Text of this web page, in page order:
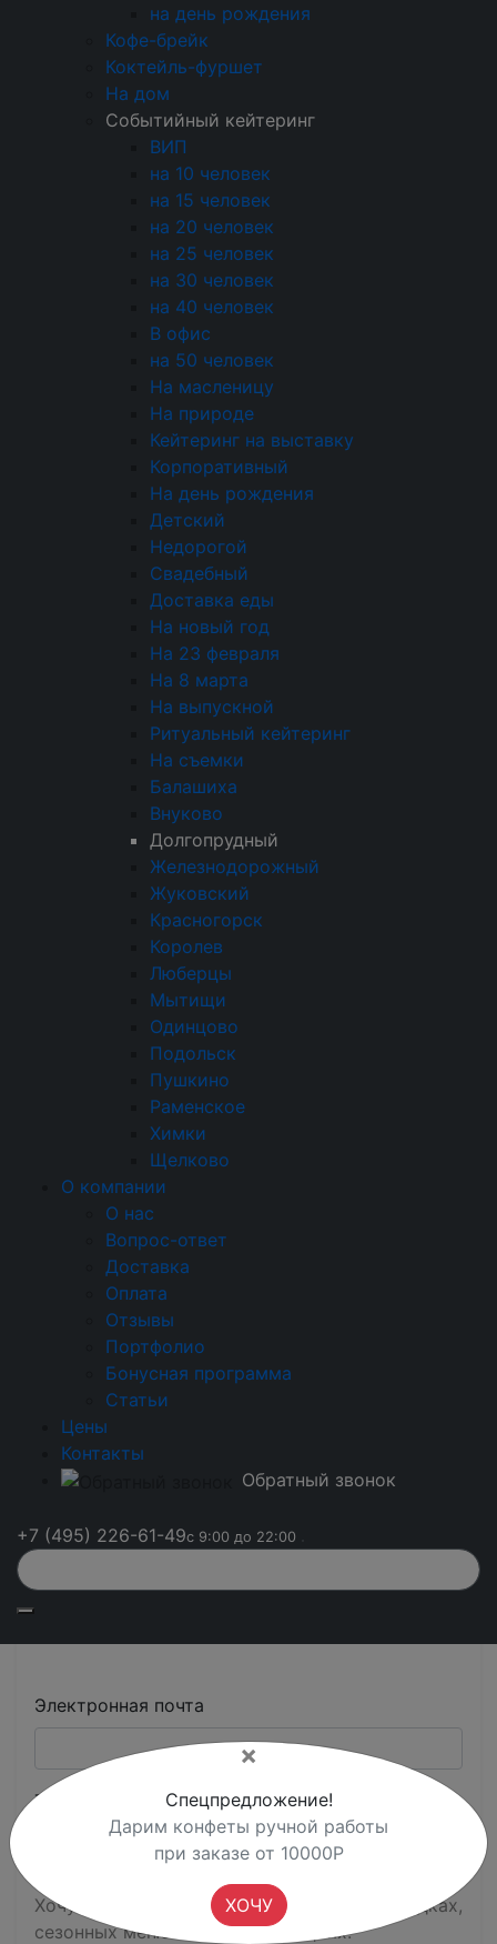
на день рождения
Кофе-брейк
Коктейль-фуршет
На дом
Событийный кейтеринг
ВИП
на 10 человек
на 15 человек
на 20 человек
на 25 человек
на 30 человек
на 40 человек
В офис
на 50 человек
На масленицу
На природе
Кейтеринг на выставку
Корпоративный
На день рождения
Детский
Недорогой
Свадебный
Доставка еды
На новый год
На 23 февраля
На 8 марта
На выпускной
Ритуальный кейтеринг
На съемки
Балашиха
Внуково
Долгопрудный
Железнодорожный
Жуковский
Красногорск
Королев
Люберцы
Мытищи
Одинцово
Подольск
Пушкино
Раменское
Химки
Щелково
О компании
О нас
Вопрос-ответ
Доставка
Оплата
Отзывы
Портфолио
Бонусная программа
Статьи
Цены
Контакты
Обратный звонок
+7 (495) 226-61-49с 9:00 до 22:00
регламенты, что критически важно для
деловых событий.
Мы делаем осознанный акцент на
содержательной и интеллектуальной части
сервиса. Меню часто включает продуманные
гастрономические решения, которые
поддерживают работоспособность и создают
питательную почву для неформального
общения. Сервировка и стиль подачи всегда
соответствуют деловой, но одновременно
теплой и творческой атмосфере.
Надежность, предсказуемость и безупречное
исполнение – наши ключевые принципы. Мы
гарантируем соблюдение всех
договоренностей до мельчайших деталей, от
точного времени подачи кофе-брейка до
бесшумной работы оборудования. Это
позволяет организаторам полностью
положиться на наш профессионализм и
сосредоточиться на основном содержании и
успехе своего события.
картой или наличными
За покупки начисляем бонусы
по Москве и области
Самовывоз — бесплатно
555 700
выход и стоимость на одного гостя
21 000
общая стоимость
Калькулятор банкета
(ДО 5 000 ЧЕЛОВЕК)
ДЛИТЕЛЬНОСТЬ (ЧАСЫ)
Блюда Холодные закуски
Салаты
Электронная почта
Телефон
Хочу первым узнавать о персональных скидках,
сезонных меню и закрытых акциях.
×
Спецпредложение!
Дарим конфеты ручной работы
при заказе от 10000Р
ХОЧУ